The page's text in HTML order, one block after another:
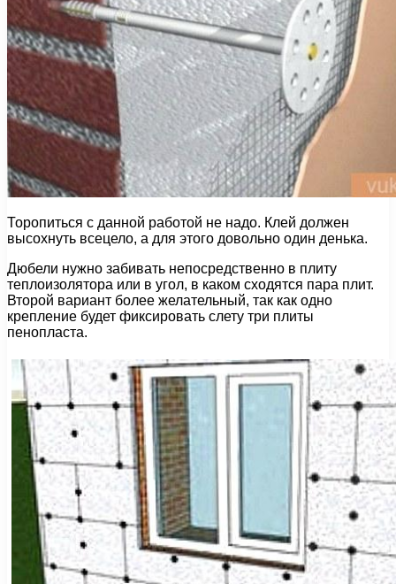
Торопиться с данной работой не надо. Клей должен
высохнуть всецело, а для этого довольно один денька.
Дюбели нужно забивать непосредственно в плиту
теплоизолятора или в угол, в каком сходятся пара плит.
Второй вариант более желательный, так как одно
крепление будет фиксировать слету три плиты
пенопласта.